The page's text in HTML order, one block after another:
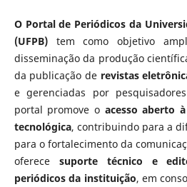
O Portal de Periódicos da
(UFPB)tem como objetivo
disseminação da produção
da publicação de revistas
e gerenciadas por
portal promove o acesso aberto
tecnológica, contribuindo para a
para o fortalecimento da
oferece suporte técnico e
periódicos da instituição, em